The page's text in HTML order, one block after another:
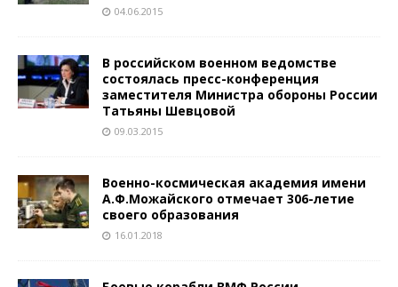
04.06.2015
В российском военном ведомстве
состоялась пресс-конференция
заместителя Министра обороны России
Татьяны Шевцовой
09.03.2015
Военно-космическая академия имени
А.Ф.Можайского отмечает 306-летие
своего образования
16.01.2018